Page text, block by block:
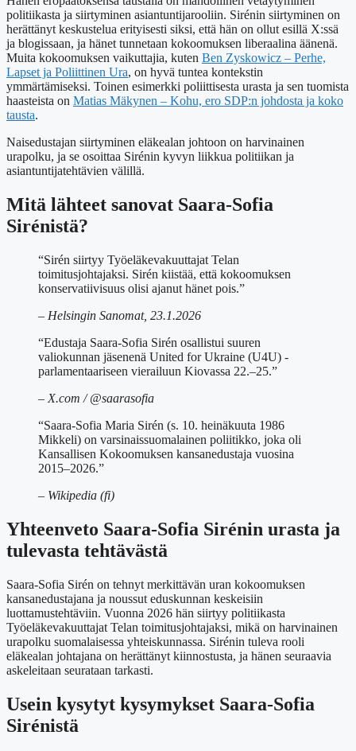
politiikasta ja siirtyminen asiantuntijarooliin. Sirénin siirtyminen on
herättänyt keskustelua erityisesti siksi, että hän on ollut esillä X:ssä
ja blogissaan, ja hänet tunnetaan kokoomuksen liberaalina äänenä.
Muita kokoomuksen vaikuttajia, kuten Ben Zyskowicz – Perhe,
Lapset ja Poliittinen Ura, on hyvä tuntea kontekstin
ymmärtämiseksi. Toinen esimerkki poliittisesta urasta ja sen tuomista
haasteista on Matias Mäkynen – Kohu, ero SDP:n johdosta ja koko
tausta.
Naisedustajan siirtyminen eläkealan johtoon on harvinainen
urapolku, ja se osoittaa Sirénin kyvyn liikkua politiikan ja
asiantuntijatehtävien välillä.
Mitä lähteet sanovat Saara-Sofia
Sirénistä?
“Sirén siirtyy Työeläkevakuuttajat Telan
toimitusjohtajaksi. Sirén kiistää, että kokoomuksen
konservatiivisuus olisi ajanut hänet pois.”
– Helsingin Sanomat, 23.1.2026
“Edustaja Saara-Sofia Sirén osallistui suuren
valiokunnan jäsenenä United for Ukraine (U4U) -
parlamentaariseen vierailuun Kiovassa 22.–25.”
– X.com / @saarasofia
“Saara-Sofia Maria Sirén (s. 10. heinäkuuta 1986
Mikkeli) on varsinaissuomalainen poliitikko, joka oli
Kansallisen Kokoomuksen kansanedustaja vuosina
2015–2026.”
– Wikipedia (fi)
Yhteenveto Saara-Sofia Sirénin urasta ja
tulevasta tehtävästä
Saara-Sofia Sirén on tehnyt merkittävän uran kokoomuksen
kansanedustajana ja noussut eduskunnan keskeisiin
luottamustehtäviin. Vuonna 2026 hän siirtyy politiikasta
Työeläkevakuuttajat Telan toimitusjohtajaksi, mikä on harvinainen
urapolku suomalaisessa yhteiskunnassa. Sirénin tuleva rooli
eläkealan johtajana on herättänyt kiinnostusta, ja hänen seuraavia
askeleitaan seurataan tarkasti.
Usein kysytyt kysymykset Saara-Sofia
Sirénistä